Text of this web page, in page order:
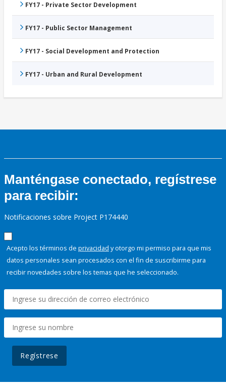
FY17 - Private Sector Development
FY17 - Public Sector Management
FY17 - Social Development and Protection
FY17 - Urban and Rural Development
Manténgase conectado, regístrese
para recibir:
Notificaciones sobre Project P174440
Acepto los términos de privacidad y otorgo mi permiso para que mis
datos personales sean procesados con el fin de suscribirme para
recibir novedades sobre los temas que he seleccionado.
Regístrese